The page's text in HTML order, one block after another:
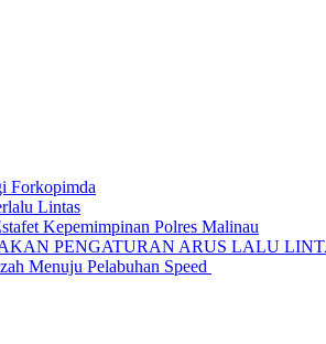
Forkopimda
Lintas
Kepemimpinan Polres Malinau
PENGATURAN ARUS LALU
Menuju Pelabuhan Speed